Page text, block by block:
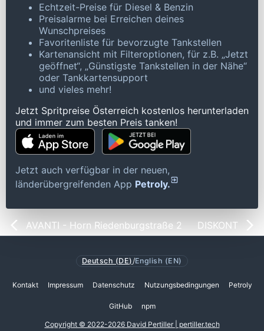
Echtzeit-Preise für Diesel & Benzin
Preisalarme bei Erreichen deines
Wunschpreises
Favoritenliste für bevorzugte Tankstellen
Kartenansicht mit Filteroptionen, für z.B. „Jetzt
geöffnet“, „Günstigste Tankstellen in der Nähe“
oder Tankkartensupport
und vieles mehr!
Jetzt Spritpreise Österreich kostenlos herunterladen
und immer zum besten Preis tanken!
Jetzt auch verfügbar in der neuen,
länderübergreifenden App Petroly.
AVANTI - Horn Riedenburgstraße 2 DISKONT
Deutsch (DE)/English (EN)
Kontakt Impressum Datenschutz Nutzungsbedingungen Petroly
GitHub npm
Copyright © 2022-2026 David Pertiller | pertiller.tech